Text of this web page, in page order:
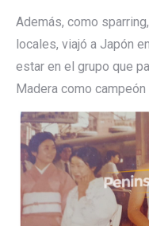
Además, como
locales, viajó a Japón
estar en el grupo que
Madera como